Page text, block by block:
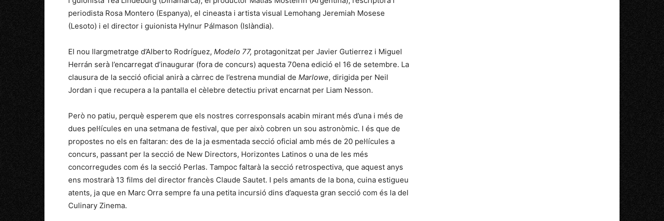
periodista Rosa Montero (Espanya), el cineasta i artista visual Lemohang Jeremiah Mosese
(Lesoto) i el director i guionista Hylnur Pálmason (Islàndia).
El nou llargmetratge d’Alberto Rodríguez, Modelo 77, protagonitzat per Javier Gutierrez i Miguel
Herrán serà l’encarregat d’inaugurar (fora de concurs) aquesta 70ena edició el 16 de setembre. La
clausura de la secció oficial anirà a càrrec de l’estrena mundial de Marlowe, dirigida per Neil
Jordan i que recupera a la pantalla el cèlebre detectiu privat encarnat per Liam Nesson.
Però no patiu, perquè esperem que els nostres corresponsals acabin mirant més d’una i més de
dues pel·lícules en una setmana de festival, que per això cobren un sou astronòmic. I és que de
propostes no els en faltaran: des de la ja esmentada secció oficial amb més de 20 pel·lícules a
concurs, passant per la secció de New Directors, Horizontes Latinos o una de les més
concorregudes com és la secció Perlas. Tampoc faltarà la secció retrospectiva, que aquest anys
ens mostrarà 13 films del director francès Claude Sautet. I pels amants de la bona, cuina estigueu
atents, ja que en Marc Orra sempre fa una petita incursió dins d’aquesta gran secció com és la del
Culinary Zinema.